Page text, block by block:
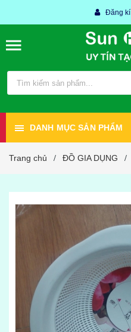
Đăng kí
DANH MỤC SẢN PHẨM
Trang chủ / ĐỒ GIA DỤNG /